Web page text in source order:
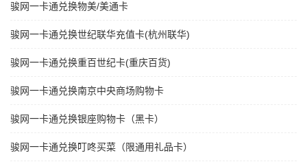
骏网一卡通兑换物美/美通卡
骏网一卡通兑换世纪联华充值卡(杭州联华)
骏网一卡通兑换重百世纪卡(重庆百货)
骏网一卡通兑换南京中央商场购物卡
骏网一卡通兑换银座购物卡（黑卡）
骏网一卡通兑换叮咚买菜（限通用礼品卡）